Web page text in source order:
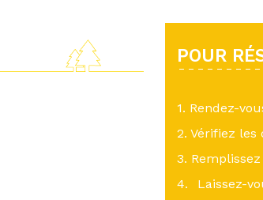
POUR
1. Rendez-
2. Vérifiez
3.
4. Laissez-